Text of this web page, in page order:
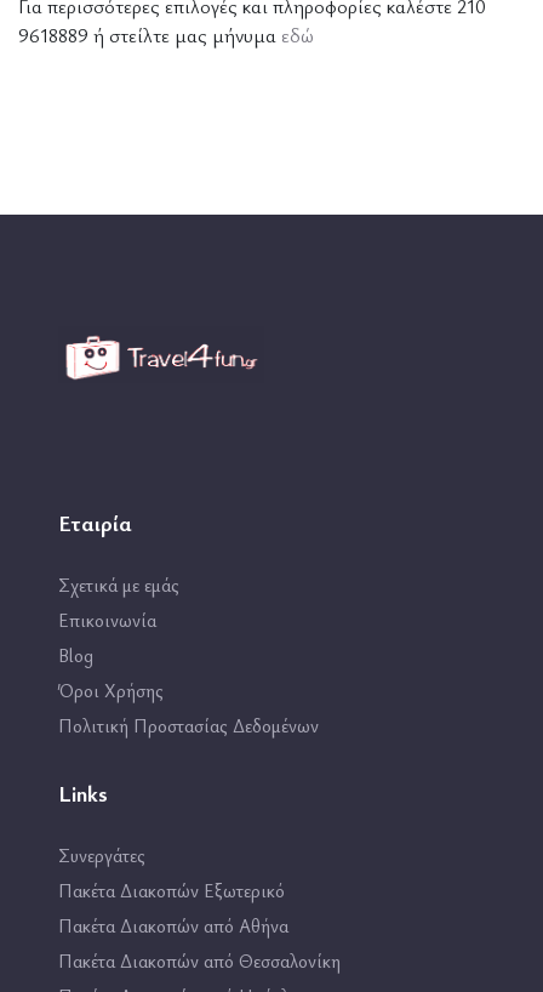
Για περισσότερες επιλογές και πληροφορίες καλέστε 210
9618889 ή στείλτε μας μήνυμα εδώ
Εταιρία
Σχετικά με εμάς
Επικοινωνία
Blog
Όροι Χρήσης
Πολιτική Προστασίας Δεδομένων
Links
Συνεργάτες
Πακέτα Διακοπών Εξωτερικό
Πακέτα Διακοπών από Αθήνα
Πακέτα Διακοπών από Θεσσαλονίκη